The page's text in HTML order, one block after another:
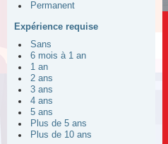
Permanent
Expérience requise
Sans
6 mois à 1 an
1 an
2 ans
3 ans
4 ans
5 ans
Plus de 5 ans
Plus de 10 ans